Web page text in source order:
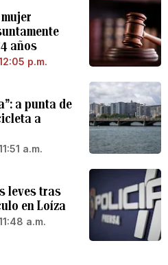
años
p.m.
a punta de
a
a.m.
leves tras
en Loíza
a.m.